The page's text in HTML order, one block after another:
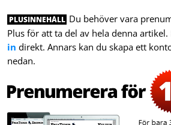
PLUSINNEHÅLL Du behöver vara
Plus för att ta del av hela denna artikel.
in direkt. Annars kan du skapa ett
nedan.